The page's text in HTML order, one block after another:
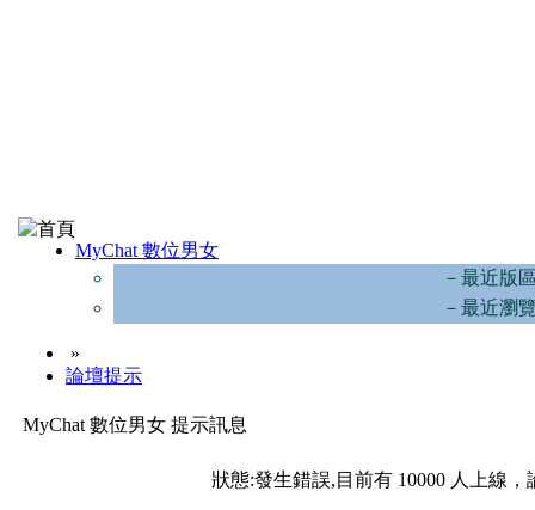
MyChat 數位男女
－最近版
－最近瀏
»
論壇提示
MyChat 數位男女 提示訊息
狀態:發生錯誤,目前有 10000 人上線